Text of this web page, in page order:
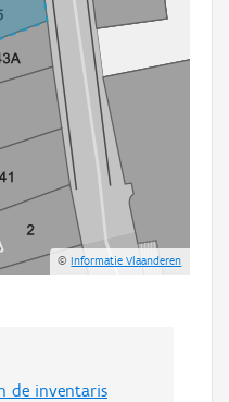
©Informatie Vlaanderen
de inventaris